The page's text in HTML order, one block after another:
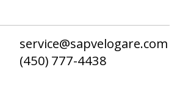
service@sapvelogare.com
(450) 777-4438